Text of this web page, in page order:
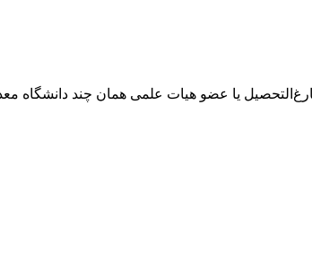
یا عضو هیات علمی همان چند دانشگاه